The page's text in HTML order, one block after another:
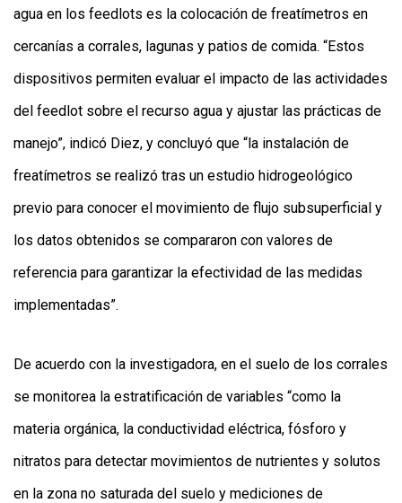
agua en los feedlots es la colocación de freatímetros en
cercanías a corrales, lagunas y patios de comida. “Estos
dispositivos permiten evaluar el impacto de las actividades
del feedlot sobre el recurso agua y ajustar las prácticas de
manejo”, indicó Diez, y concluyó que “la instalación de
freatímetros se realizó tras un estudio hidrogeológico
previo para conocer el movimiento de flujo subsuperficial y
los datos obtenidos se compararon con valores de
referencia para garantizar la efectividad de las medidas
implementadas”.
De acuerdo con la investigadora, en el suelo de los corrales
se monitorea la estratificación de variables “como la
materia orgánica, la conductividad eléctrica, fósforo y
nitratos para detectar movimientos de nutrientes y solutos
en la zona no saturada del suelo y mediciones de